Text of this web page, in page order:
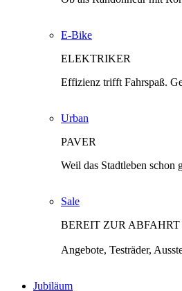
E-Bike
ELEKTRIKER
Effizienz trifft Fahrspaß.
Urban
PAVER
Weil das Stadtleben
Sale
BEREIT ZUR ABFAHRT
Angebote, Testräder,
Jubiläum